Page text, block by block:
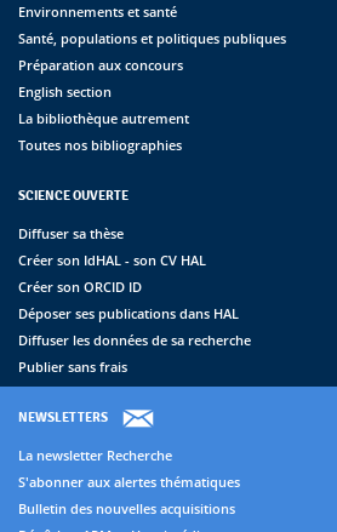
Environnements et santé
Santé, populations et politiques publiques
Préparation aux concours
English section
La bibliothèque autrement
Toutes nos bibliographies
SCIENCE OUVERTE
Diffuser sa thèse
Créer son IdHAL - son CV HAL
Créer son ORCID ID
Déposer ses publications dans HAL
Diffuser les données de sa recherche
Publier sans frais
NEWSLETTERS
La newsletter Recherche
S'abonner aux alertes thématiques
Bulletin des nouvelles acquisitions